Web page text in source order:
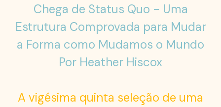
Chega de Status Quo - Uma
Estrutura Comprovada para Mudar
a Forma como Mudamos o Mundo
Por Heather Hiscox
A vigésima quinta seleção de uma